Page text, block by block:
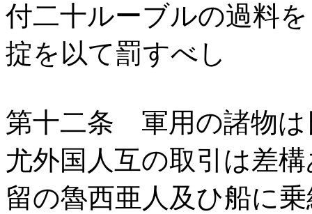
付二十ルーブルの過料
掟を以て罰すべし
第十二条 軍用の諸物
尤外国人互の取引は差
留の魯西亜人及ひ船に